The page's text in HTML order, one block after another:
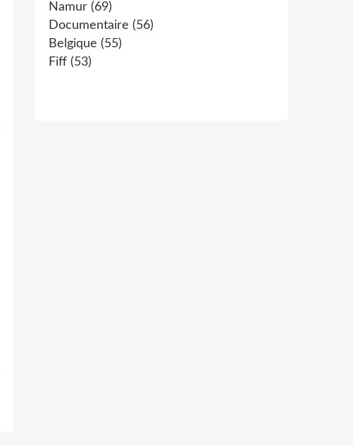
Namur (69)
Documentaire (56)
Belgique (55)
Fiff (53)